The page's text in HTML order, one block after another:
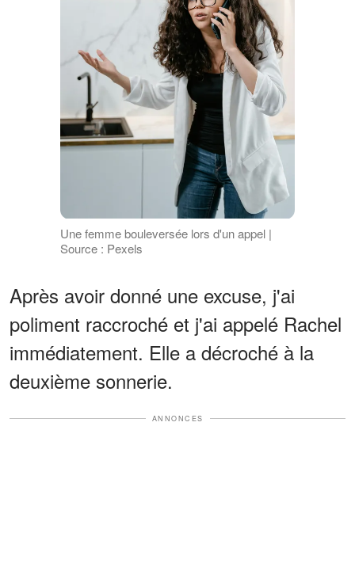
Une femme bouleversée lors d'un appel |
Source : Pexels
Après avoir donné une excuse, j'ai
poliment raccroché et j'ai appelé Rachel
immédiatement. Elle a décroché à la
deuxième sonnerie.
ANNONCES